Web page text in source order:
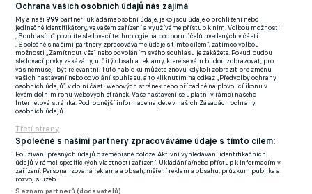
minout.
Slavia pokračovala v náporu i v půlhodinovém prodloužení. Ve
105. minutě Oscar zamířil do boční sítě a Van Buren se marně
dožadoval odpískání penalty. V 19. minutě prodloužení už
domácí slavili obrat. Lingr se do Douděrova centru netrefil, ale
za ním stojící Jurečka si míč se štěstím zpracoval a vypálil pod
Bohemians, kteří jsou třetím nejlepším venkovním týmem ligy,
už odpovědět nedokázali. Naopak v nastavení prodloužení mohl
zvýšit Lingr, ale zblízka jen trefil Jedličku. Slavia i tak udržela na
Ochrana vašich osobních údajů nás zajímá
My a naši999 partneři ukládáme osobní údaje, jako jsou údaje o prohlížení nebo
jedinečné identifikátory, ve vašem zařízení a využíváme přístup k nim. Volbou možnosti
„Souhlasím“ povolíte sledovací technologie na podporu účelů uvedených v části
„Společně s našimi partnery zpracováváme údaje s tímto cílem“, zatímco volbou
možnosti „Zamítnout vše“ nebo odvoláním svého souhlasu je zakážete. Pokud budou
sledovací prvky zakázány, určitý obsah a reklamy, které se vám budou zobrazovat, pro
vás nemusejí být relevantní. Tuto nabídku můžete znovu kdykoli zobrazit pro změnu
vašich nastavení nebo odvolání souhlasu, a to kliknutím na odkaz „Předvolby ochrany
osobních údajů“ v dolní části webových stránek nebo případně na plovoucí ikonu v
levém dolním rohu webových stránek. Vaše nastavení se uplatní v rámci našeho
Internetová stránka. Podrobnější informace najdete v našich Zásadách ochrany
osobních údajů.
Třetí strany
Společně s našimi partnery zpracováváme údaje s tímto cílem:
Používání přesných údajů o zeměpisné poloze. Aktivní vyhledávání identifikačních
údajů v rámci specifických vlastností zařízení. Ukládání a/nebo přístup k informacím v
zařízení. Personalizovaná reklama a obsah, měření reklam a obsahu, průzkum publika a
rozvoj služeb.
Seznam partnerů (dodavatelů)